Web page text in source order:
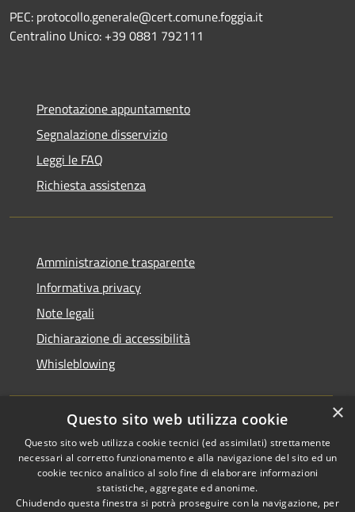
PEC: protocollo.generale@cert.comune.foggia.it
Centralino Unico: +39 0881 792111
Prenotazione appuntamento
Segnalazione disservizio
Leggi le FAQ
Richiesta assistenza
Amministrazione trasparente
Informativa privacy
Note legali
Dichiarazione di accessibilità
Whisleblowing
RSS
Accessibilità
Privacy
Cookie
Copyright © 2026 • Comune di
Foggia • Powered by
Municipium
Accesso
redazione
×
Questo sito web utilizza cookie
Questo sito web utilizza cookie tecnici (ed assimilati) strettamente
necessari al corretto funzionamento e alla navigazione del sito ed un
cookie tecnico analitico al solo fine di elaborare informazioni
statistiche, aggregate ed anonime.
Chiudendo questa finestra si potrà proseguire con la navigazione, per